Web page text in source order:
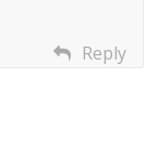
Reply